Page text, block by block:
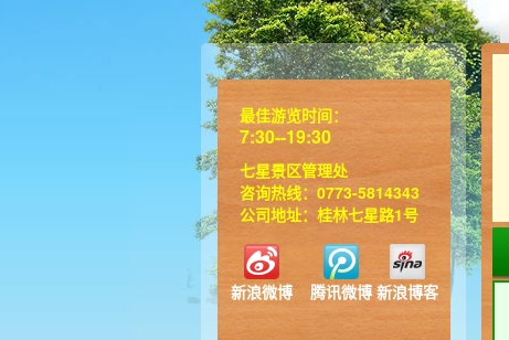
最佳游览时间：
7:30--19:30
七星景区管理处
咨询热线：0773-5814343
公司地址：桂林七星路1号
新浪微博 腾讯微博 新浪博客